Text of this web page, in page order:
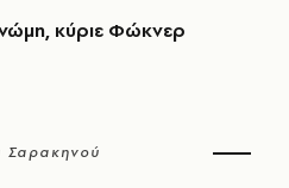
κύριε Φώκνερ
Σαρακηνού